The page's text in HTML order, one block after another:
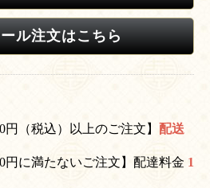
ル注文はこちら
円（税込）以上のご注文】 配送
円に満たないご注文】配達料金 1